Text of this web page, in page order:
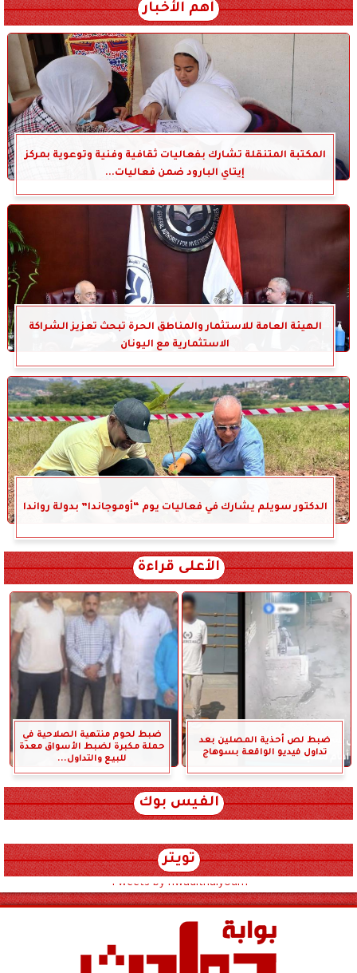
أهم الأخبار
المكتبة المتنقلة تشارك بفعاليات ثقافية وفنية وتوعوية بمركز
إيتاي البارود ضمن فعاليات...
الهيئة العامة للاستثمار والمناطق الحرة تبحث تعزيز الشراكة
الاستثمارية مع اليونان
الدكتور سويلم يشارك في فعاليات يوم “أوموجاندا” بدولة رواندا
الأعلى قراءة
ضبط لص أحذية المصلين بعد
تداول فيديو الواقعة بسوهاج
ضبط لحوم منتهية الصلاحية في
حملة مكبرة لضبط الأسواق معدة
للبيع والتداول...
الفيس بوك
تويتر
Tweets by hwadithalyoum